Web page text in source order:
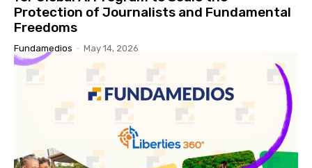
Protection of Journalists and Fundamental
Freedoms
Fundamedios - May 14, 2026